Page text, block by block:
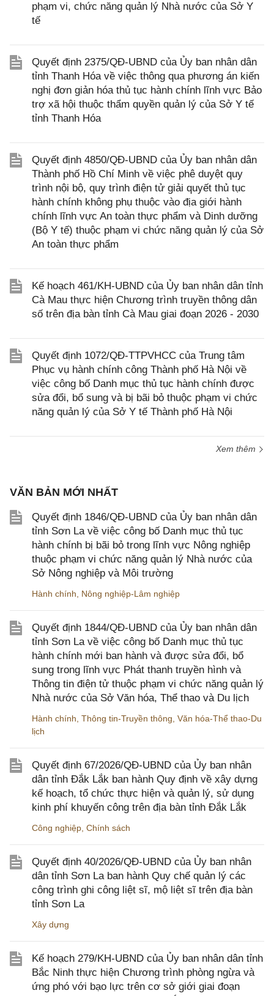
phạm vi, chức năng quản lý Nhà nước của Sở Y
tế
Quyết định 2375/QĐ-UBND của Ủy ban nhân dân
tỉnh Thanh Hóa về việc thông qua phương án kiến
nghị đơn giản hóa thủ tục hành chính lĩnh vực Bảo
trợ xã hội thuộc thẩm quyền quản lý của Sở Y tế
tỉnh Thanh Hóa
Quyết định 4850/QĐ-UBND của Ủy ban nhân dân
Thành phố Hồ Chí Minh về việc phê duyệt quy
trình nội bộ, quy trình điện tử giải quyết thủ tục
hành chính không phụ thuộc vào địa giới hành
chính lĩnh vực An toàn thực phẩm và Dinh dưỡng
(Bộ Y tế) thuộc phạm vi chức năng quản lý của Sở
An toàn thực phẩm
Kế hoạch 461/KH-UBND của Ủy ban nhân dân tỉnh
Cà Mau thực hiện Chương trình truyền thông dân
số trên địa bàn tỉnh Cà Mau giai đoạn 2026 - 2030
Quyết định 1072/QĐ-TTPVHCC của Trung tâm
Phục vụ hành chính công Thành phố Hà Nội về
việc công bố Danh mục thủ tục hành chính được
sửa đổi, bổ sung và bị bãi bỏ thuộc phạm vi chức
năng quản lý của Sở Y tế Thành phố Hà Nội
Xem thêm
VĂN BẢN MỚI NHẤT
Quyết định 1846/QĐ-UBND của Ủy ban nhân dân
tỉnh Sơn La về việc công bố Danh mục thủ tục
hành chính bị bãi bỏ trong lĩnh vực Nông nghiệp
thuộc phạm vi chức năng quản lý Nhà nước của
Sở Nông nghiệp và Môi trường
Hành chính Nông nghiệp-Lâm nghiệp
Quyết định 1844/QĐ-UBND của Ủy ban nhân dân
tỉnh Sơn La về việc công bố Danh mục thủ tục
hành chính mới ban hành và được sửa đổi, bổ
sung trong lĩnh vực Phát thanh truyền hình và
Thông tin điện tử thuộc phạm vi chức năng quản lý
Nhà nước của Sở Văn hóa, Thể thao và Du lịch
Hành chính Thông tin-Truyền thông Văn hóa-Thể thao-Du
lịch
Quyết định 67/2026/QĐ-UBND của Ủy ban nhân
dân tỉnh Đắk Lắk ban hành Quy định về xây dựng
kế hoạch, tổ chức thực hiện và quản lý, sử dụng
kinh phí khuyến công trên địa bàn tỉnh Đắk Lắk
Công nghiệp Chính sách
Quyết định 40/2026/QĐ-UBND của Ủy ban nhân
dân tỉnh Sơn La ban hành Quy chế quản lý các
công trình ghi công liệt sĩ, mộ liệt sĩ trên địa bàn
tỉnh Sơn La
Xây dựng
Kế hoạch 279/KH-UBND của Ủy ban nhân dân tỉnh
Bắc Ninh thực hiện Chương trình phòng ngừa và
ứng phó với bạo lực trên cơ sở giới giai đoạn